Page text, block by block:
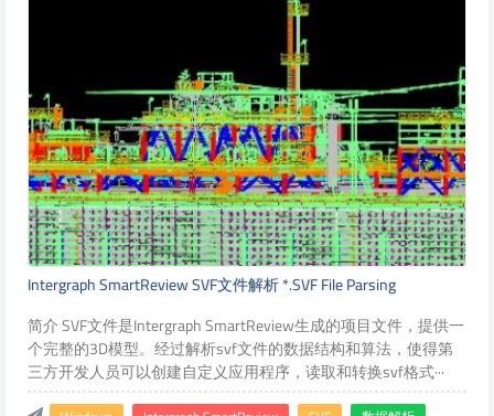
Intergraph SmartReview SVF文件解析 *.SVF File Parsing
简介 SVF文件是Intergraph SmartReview生成的项目文件，提供一
个完整的3D模型。经过解析svf文件的数据结构和算法，使得第
三方开发人员可以创建自定义应用程序，读取和转换svf格式···